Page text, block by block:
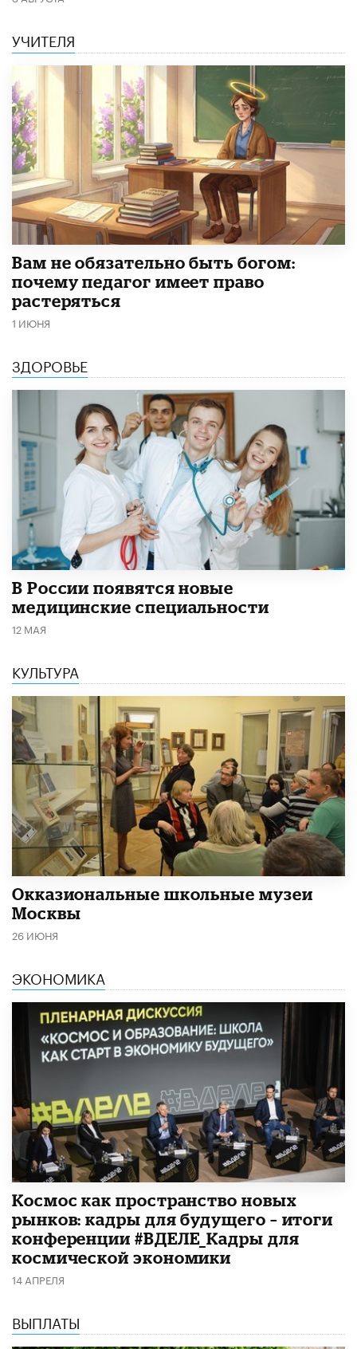
УЧИТЕЛЯ
​Вам не обязательно быть богом:
почему педагог имеет право
растеряться
1 ИЮНЯ
ЗДОРОВЬЕ
В России появятся новые
медицинские специальности
12 МАЯ
КУЛЬТУРА
​Окказиональные школьные музеи
Москвы
26 ИЮНЯ
ЭКОНОМИКА
Космос как пространство новых
рынков: кадры для будущего – итоги
конференции #ВДЕЛЕ_Кадры для
космической экономики
14 АПРЕЛЯ
ВЫПЛАТЫ